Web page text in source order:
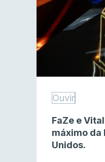
Ouvir
FaZe e
máximo da
Unidos.